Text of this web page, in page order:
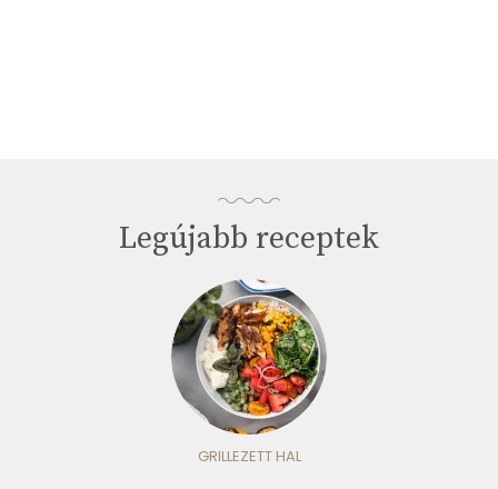
Legújabb receptek
GRILLEZETT HAL